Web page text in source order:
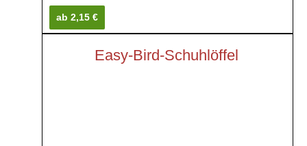
ab 2,15 €
Easy-Bird-Schuhlöffel